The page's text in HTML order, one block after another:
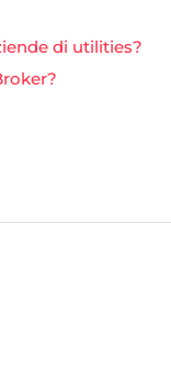
di utilities?